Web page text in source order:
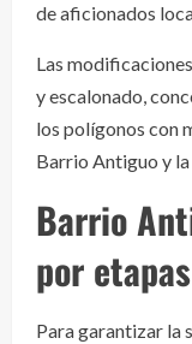
de aficionados
Las
y escalonado,
los polígonos con
Barrio Antiguo y
Barrio
por
Para garantizar la